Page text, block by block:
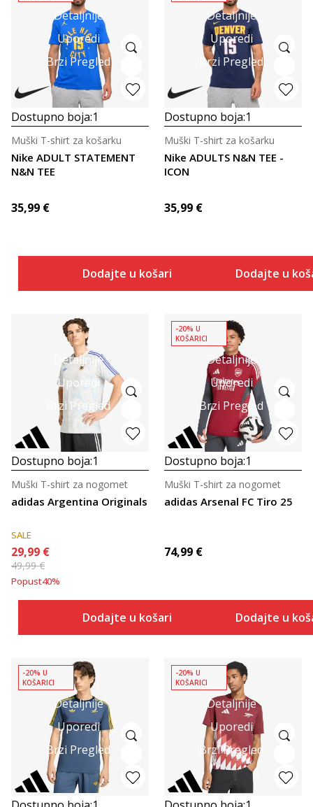
Detaljnije
Uporedi
Brzi Pregled
Dostupno boja:1
Nike ADULT STATEMENT
N&N TEE
Muški T-shirt za košarku
35,99 €
Dodajte u košaricu
Detaljnije
Uporedi
Brzi Pregled
Dostupno boja:1
Nike ADULTS N&N TEE -
ICON
Muški T-shirt za košarku
35,99 €
Dodajte u
Detaljnije
Uporedi
Brzi Pregled
Dostupno boja:1
adidas Argentina Originals
Muški T-shirt za nogomet
SALE
29,99 €
49,99€
Popust40%
Dodajte u košaricu
Detaljnije
Uporedi
Brzi Pregled
-20% U
KOŠARICI
Dostupno boja:1
adidas Arsenal FC Tiro 25
Muški T-shirt za nogomet
74,99 €
Dodajte u
Detaljnije
Uporedi
Brzi Pregled
-20% U
KOŠARICI
Detaljnije
Uporedi
Brzi Pregled
-20% U
KOŠARICI